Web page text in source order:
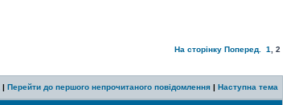
На сторінку Поперед. 1 2
| Перейти до першого непрочитаного повідомлення | Наступна тема